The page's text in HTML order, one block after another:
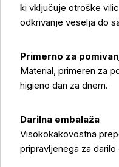
ki vključuje otroške
odkrivanje veselja do
Primerno za
Material, primeren za
higieno dan za dnem.
Darilna embalaža
Visokokakovostna
pripravljenega za